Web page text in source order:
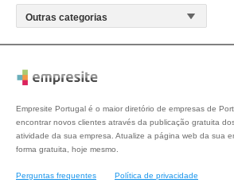
Empresite Portugal é o maior diretório de empresas de
encontrar novos clientes através da publicação gratuita
atividade da sua empresa. Atualize a página web da sua
forma gratuita, hoje mesmo.
Perguntas frequentes Política de privacidade